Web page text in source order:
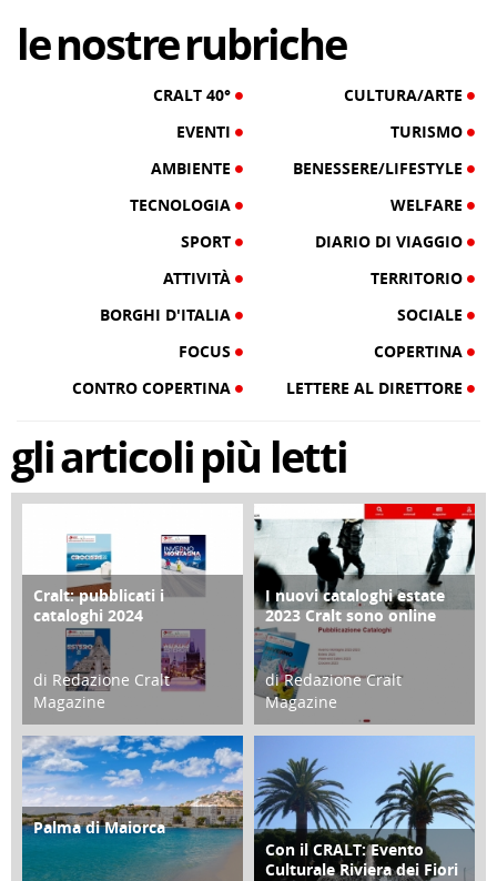
lenostrerubriche
CRALT 40°
CULTURA/ARTE
EVENTI
TURISMO
AMBIENTE
BENESSERE/LIFESTYLE
TECNOLOGIA
WELFARE
SPORT
DIARIO DI VIAGGIO
ATTIVITÀ
TERRITORIO
BORGHI D'ITALIA
SOCIALE
FOCUS
COPERTINA
CONTRO COPERTINA
LETTERE AL DIRETTORE
gliarticolipiù letti
COPERTINA
Cralt: pubblicati i
cataloghi 2024
di Redazione Cralt
Magazine
21 Novembre 2023
CONTRO COPERTINA
I nuovi cataloghi estate
2023 Cralt sono online
di Redazione Cralt
Magazine
07 Marzo 2023
ATTIVITÀ
Palma di Maiorca
ATTIVITÀ
Con il CRALT: Evento
Culturale Riviera dei Fiori